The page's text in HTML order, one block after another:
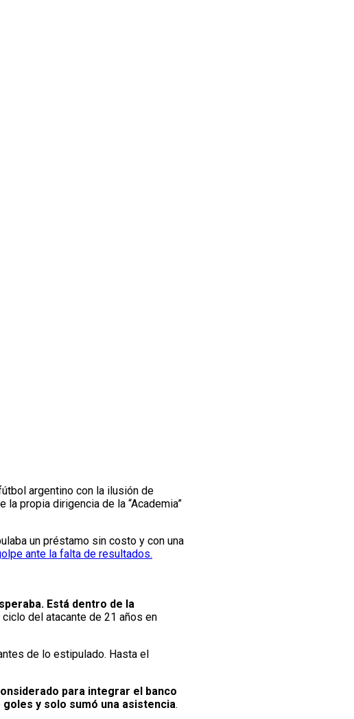
argentino con la ilusión de
la propia dirigencia de la “Academia”
un préstamo sin costo y con una
ante la falta de resultados.
Está dentro de la
ciclo del atacante de 21 años en
de lo estipulado. Hasta el
para integrar el banco
goles y solo sumó una asistencia.